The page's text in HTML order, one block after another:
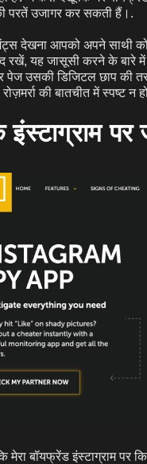
परतें उजागर कर सकती हैं।.
देखना आपको अपने साथी
यह जासूसी करने के बारे
पेज उसकी डिजिटल छाप
की बातचीत में स्पष्ट न
बॉयफ्रेंड इंस्टाग्राम पर